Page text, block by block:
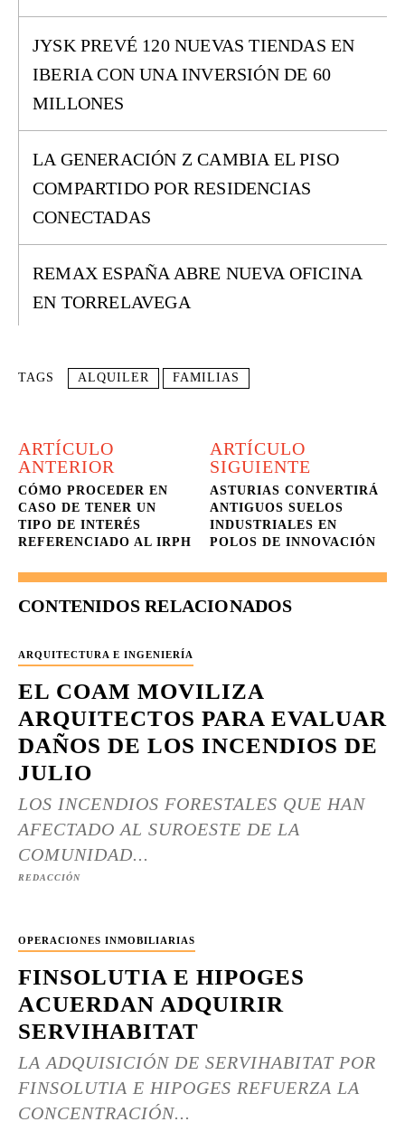
JYSK PREVÉ 120 NUEVAS TIENDAS EN
IBERIA CON UNA INVERSIÓN DE 60
MILLONES
LA GENERACIÓN Z CAMBIA EL PISO
COMPARTIDO POR RESIDENCIAS
CONECTADAS
REMAX ESPAÑA ABRE NUEVA OFICINA
EN TORRELAVEGA
TAGS ALQUILER FAMILIAS
ARTÍCULO
ANTERIOR
CÓMO PROCEDER EN
CASO DE TENER UN
TIPO DE INTERÉS
REFERENCIADO AL IRPH
ARTÍCULO
SIGUIENTE
ASTURIAS CONVERTIRÁ
ANTIGUOS SUELOS
INDUSTRIALES EN
POLOS DE INNOVACIÓN
CONTENIDOS RELACIONADOS
ARQUITECTURA E INGENIERÍA
EL COAM MOVILIZA
ARQUITECTOS PARA EVALUAR
DAÑOS DE LOS INCENDIOS DE
JULIO
LOS INCENDIOS FORESTALES QUE HAN
AFECTADO AL SUROESTE DE LA
COMUNIDAD...
REDACCIÓN
OPERACIONES INMOBILIARIAS
FINSOLUTIA E HIPOGES
ACUERDAN ADQUIRIR
SERVIHABITAT
LA ADQUISICIÓN DE SERVIHABITAT POR
FINSOLUTIA E HIPOGES REFUERZA LA
CONCENTRACIÓN...